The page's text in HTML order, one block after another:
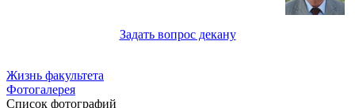
Задать вопрос декану
Жизнь факультета
Фотогалерея
Список фотографий